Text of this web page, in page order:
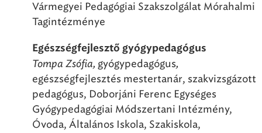
Vármegyei Pedagógiai Szakszolgálat Mórahalmi
Tagintézménye
Egészségfejlesztő gyógypedagógus
Tompa Zsófia, gyógypedagógus,
egészségfejlesztés mestertanár, szakvizsgázott
pedagógus, Doborjáni Ferenc Egységes
Gyógypedagógiai Módszertani Intézmény,
Óvoda, Általános Iskola, Szakiskola,